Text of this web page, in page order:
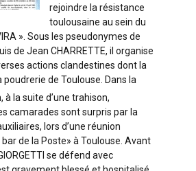
rejoindre la résistance
toulousaine au sein du
». Sous les pseudonymes de
de Jean CHARRETTE, il organise
actions clandestines dont la
de Toulouse. Dans la
à la suite d’une trahison,
camarades sont surpris par la
lors d’une réunion
de la Poste» à Toulouse. Avant
se défend avec